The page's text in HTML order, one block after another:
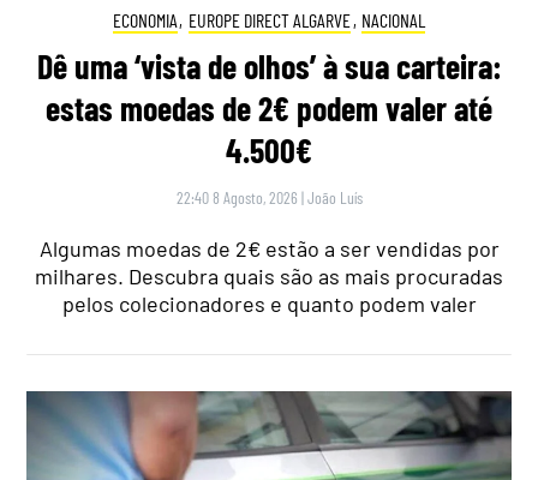
ECONOMIA, EUROPE DIRECT ALGARVE, NACIONAL
Dê uma ‘vista de olhos’ à sua carteira:
estas moedas de 2€ podem valer até
4.500€
22:40 8 Agosto, 2026 |João Luís
Algumas moedas de 2€ estão a ser vendidas por
milhares. Descubra quais são as mais procuradas
pelos colecionadores e quanto podem valer